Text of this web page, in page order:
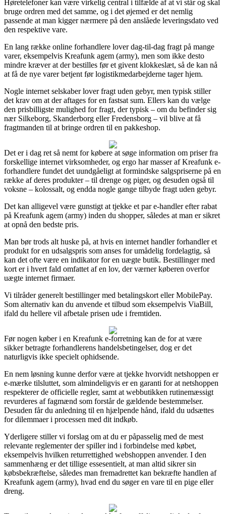
Høretelefoner kan være virkelig central i tilfælde af at vi står og skal
bruge ordren med det samme, og i det øjemed er det nemlig
passende at man kigger nærmere på den anslåede leveringsdato ved
den respektive vare.
En lang række online forhandlere lover dag-til-dag fragt på mange
varer, eksempelvis Kreafunk agem (army), men som ikke desto
mindre kræver at der bestilles før et givent klokkeslæt, så de kan nå
at få de nye varer betjent før logistikmedarbejderne tager hjem.
Nogle internet selskaber lover fragt uden gebyr, men typisk stiller
det krav om at der aftages for en fastsat sum. Ellers kan du vælge
den prisbilligste mulighed for fragt, der typisk – om du befinder sig
nær Silkeborg, Skanderborg eller Fredensborg – vil blive at få
fragtmanden til at bringe ordren til en pakkeshop.
Det er i dag ret så nemt for købere at søge information om priser fra
forskellige internet virksomheder, og ergo har masser af Kreafunk e-
forhandlere fundet det uundgåeligt at formindske salgspriserne på en
række af deres produkter – til drenge og piger, og desuden også til
voksne – kolossalt, og endda nogle gange tilbyde fragt uden gebyr.
Det kan alligevel være gunstigt at tjekke et par e-handler efter rabat
på Kreafunk agem (army) inden du shopper, således at man er sikret
at opnå den bedste pris.
Man bør trods alt huske på, at hvis en internet handler forhandler et
produkt for en udsalgspris som anses for umådelig fordelagtig, så
kan det ofte være en indikator for en uægte butik. Bestillinger med
kort er i hvert fald omfattet af en lov, der værner køberen overfor
uægte internet firmaer.
Vi tilråder generelt bestillinger med betalingskort eller MobilePay.
Som alternativ kan du anvende et tilbud som eksempelvis ViaBill,
ifald du hellere vil afbetale prisen ude i fremtiden.
Før nogen køber i en Kreafunk e-forretning kan de for at være
sikker betragte forhandlerens handelsbetingelser, dog er det
naturligvis ikke specielt ophidsende.
En nem løsning kunne derfor være at tjekke hvorvidt netshoppen er
e-mærke tilsluttet, som almindeligvis er en garanti for at netshoppen
respekterer de officielle regler, samt at webbutikken rutinemæssigt
revurderes af fagmænd som forstår de gældende bestemmelser.
Desuden får du anledning til en hjælpende hånd, ifald du udsættes
for dilemmaer i processen med dit indkøb.
Yderligere stiller vi forslag om at du er påpasselig med de mest
relevante reglementer der spiller ind i forbindelse med købet,
eksempelvis hvilken returrettighed webshoppen anvender. I den
sammenhæng er det tillige essesentielt, at man altid sikrer sin
købsbekræftelse, således man fremadrettet kan bekræfte handlen af
Kreafunk agem (army), hvad end du søger en vare til en pige eller
dreng.